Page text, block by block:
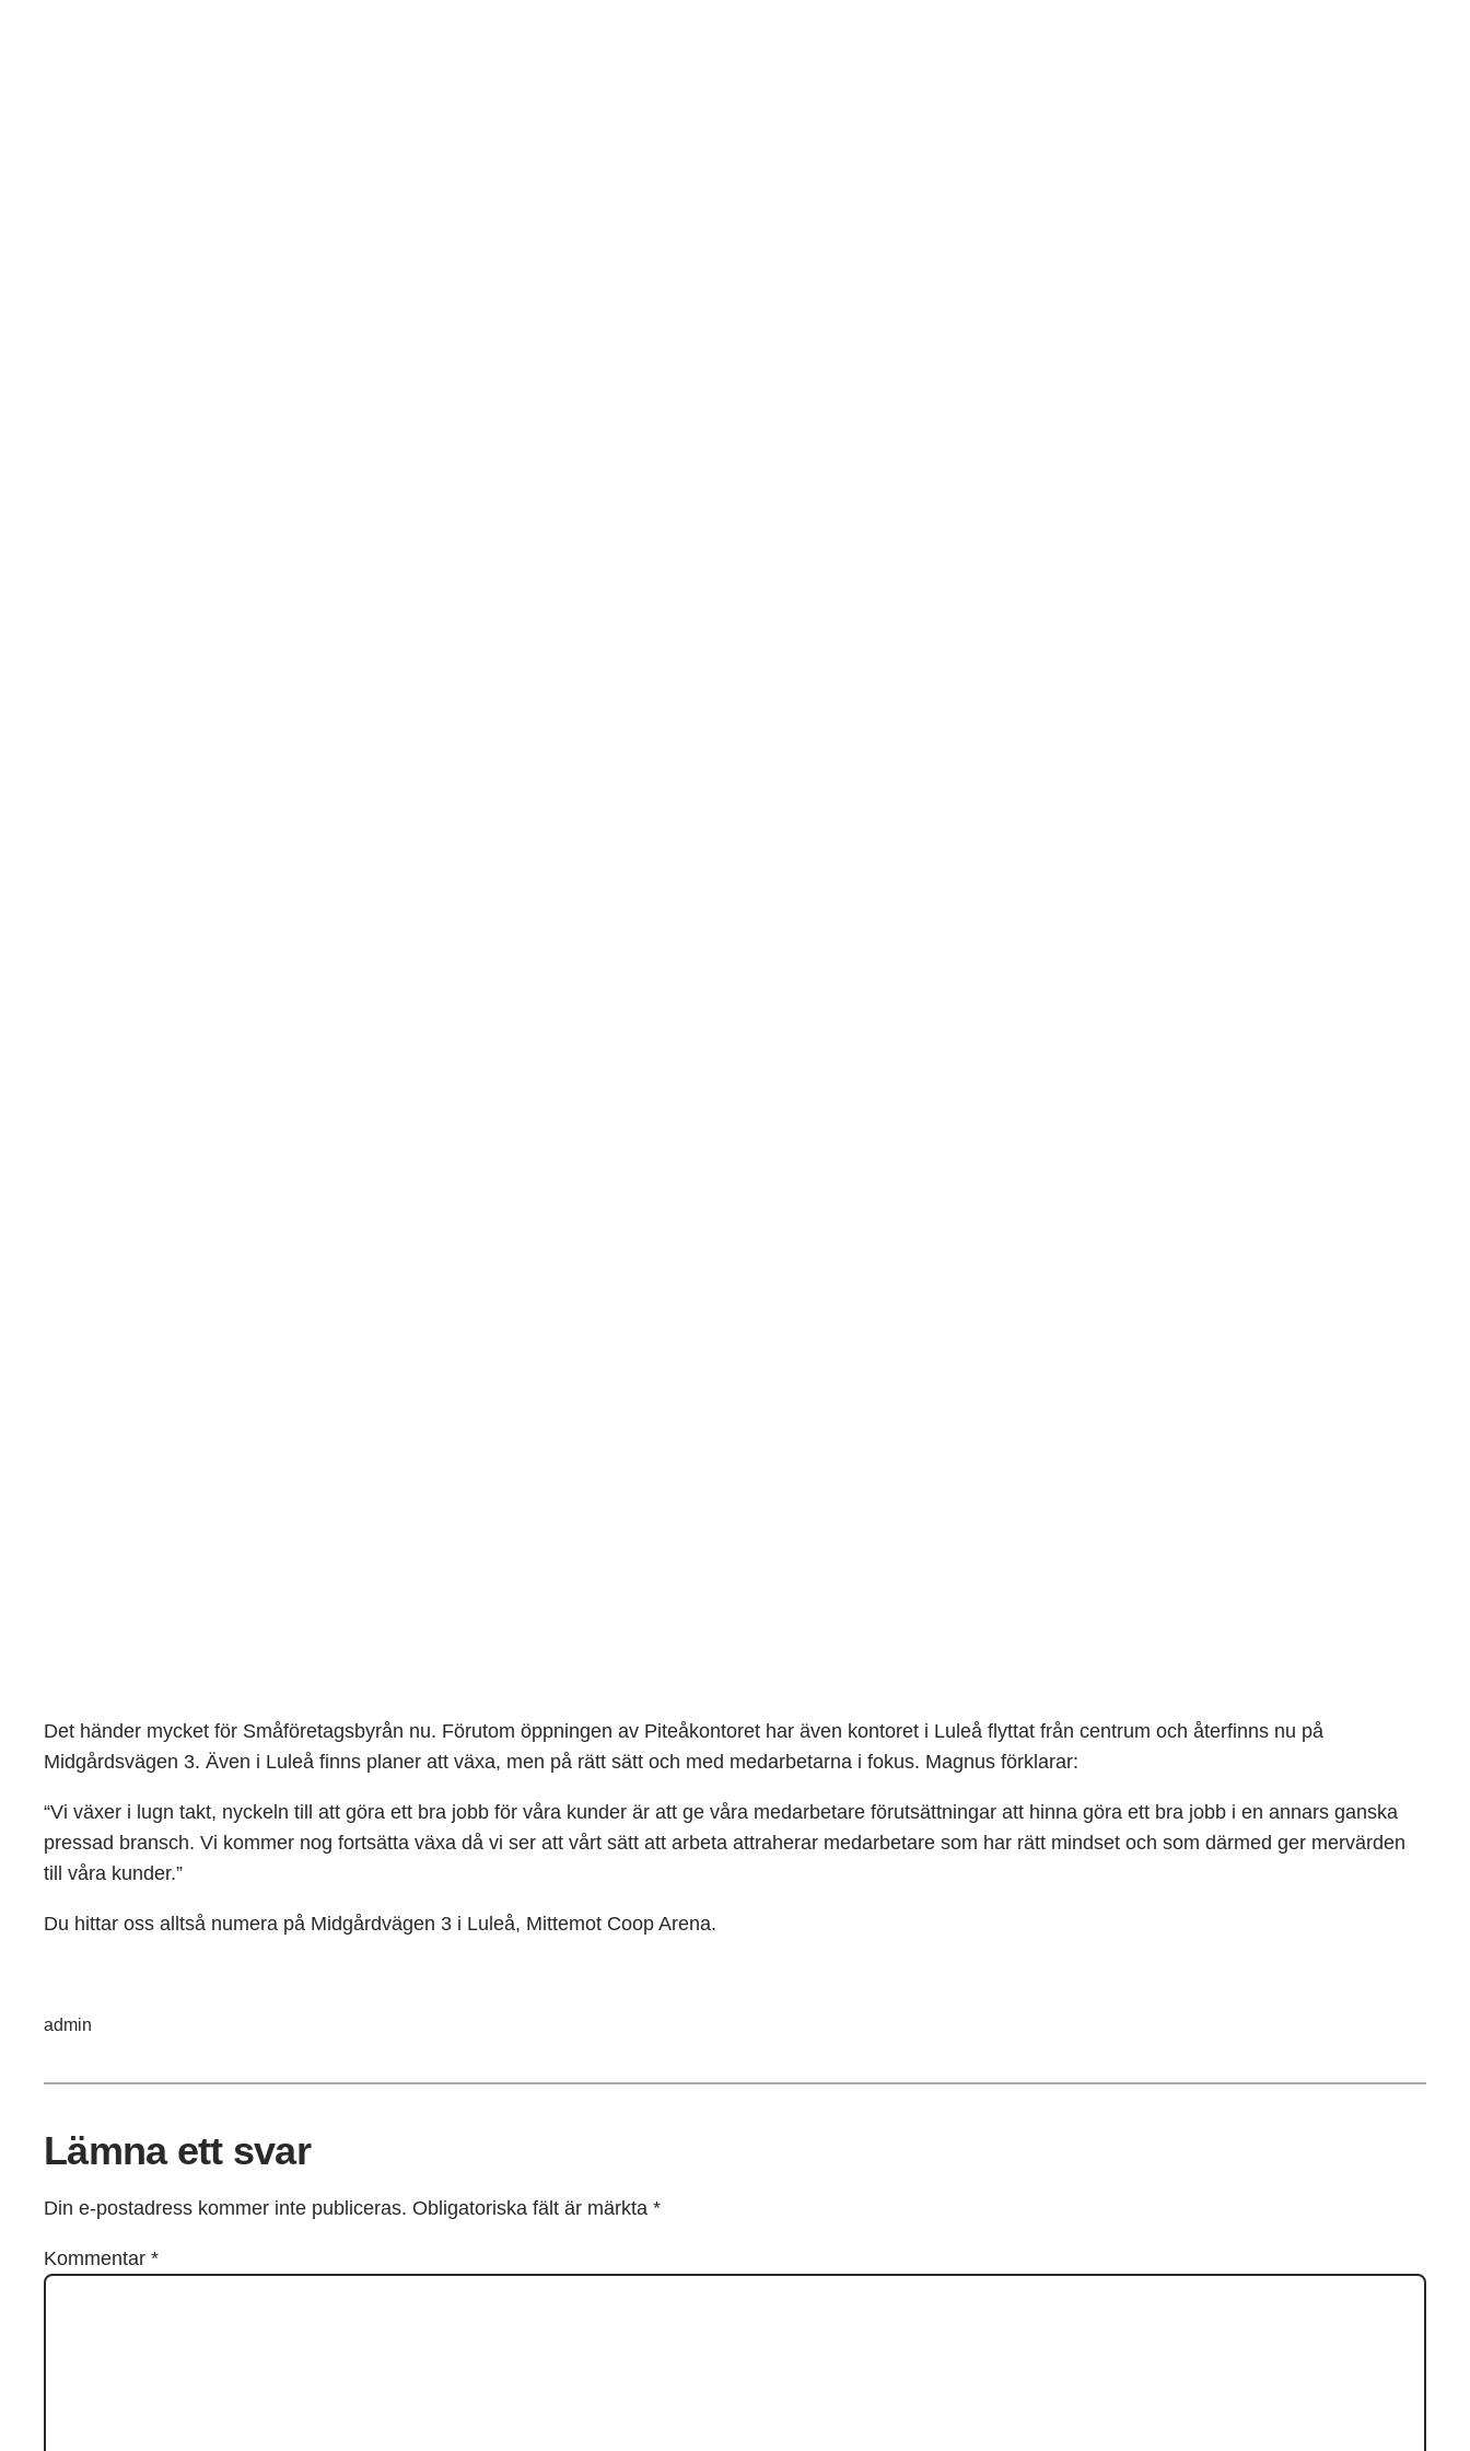
Det händer mycket för Småföretagsbyrån nu. Förutom öppningen av Piteåkontoret har även kontoret i Luleå flyttat från centrum och återfinns nu på
Midgårdsvägen 3. Även i Luleå finns planer att växa, men på rätt sätt och med medarbetarna i fokus. Magnus förklarar:
“Vi växer i lugn takt, nyckeln till att göra ett bra jobb för våra kunder är att ge våra medarbetare förutsättningar att hinna göra ett bra jobb i en annars ganska
pressad bransch. Vi kommer nog fortsätta växa då vi ser att vårt sätt att arbeta attraherar medarbetare som har rätt mindset och som därmed ger mervärden
till våra kunder.”
Du hittar oss alltså numera på Midgårdvägen 3 i Luleå, Mittemot Coop Arena.
admin
Lämna ett svar
Din e-postadress kommer inte publiceras. Obligatoriska fält är märkta *
Kommentar *